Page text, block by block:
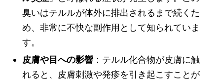
臭いはテルルが体外に排出されるまで続くた
め、非常に不快な副作用として知られていま
す。
皮膚や目への影響 ：テルル化合物が皮膚に触
れると、皮膚刺激や発疹を引き起こすことが